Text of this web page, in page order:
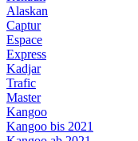
Alaskan
Captur
Espace
Express
Kadjar
Trafic
Master
Kangoo
Kangoo bis 2021